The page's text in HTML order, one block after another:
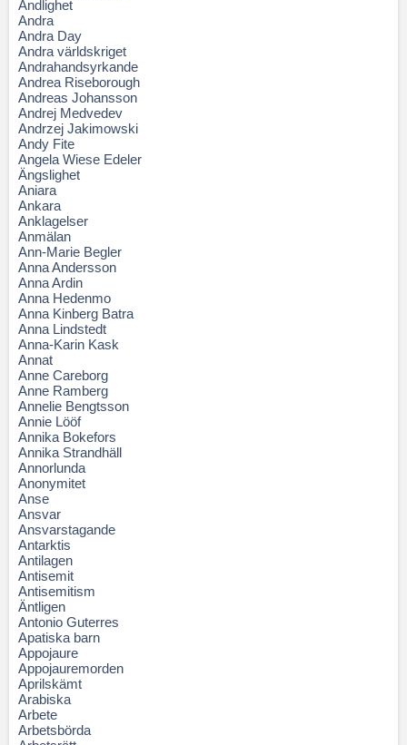
Andlighet
Andra
Andra Day
Andra världskriget
Andrahandsyrkande
Andrea Riseborough
Andreas Johansson
Andrej Medvedev
Andrzej Jakimowski
Andy Fite
Angela Wiese Edeler
Ängslighet
Aniara
Ankara
Anklagelser
Anmälan
Ann-Marie Begler
Anna Andersson
Anna Ardin
Anna Hedenmo
Anna Kinberg Batra
Anna Lindstedt
Anna-Karin Kask
Annat
Anne Careborg
Anne Ramberg
Annelie Bengtsson
Annie Lööf
Annika Bokefors
Annika Strandhäll
Annorlunda
Anonymitet
Anse
Ansvar
Ansvarstagande
Antarktis
Antilagen
Antisemit
Antisemitism
Äntligen
Antonio Guterres
Apatiska barn
Appojaure
Appojauremorden
Aprilskämt
Arabiska
Arbete
Arbetsbörda